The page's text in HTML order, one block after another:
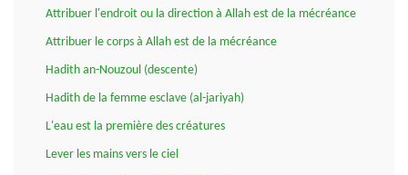
Attribuer l'endroit ou la direction à Allah est de la mécréance
Attribuer le corps à Allah est de la mécréance
Hadith an-Nouzoul (descente)
Hadith de la femme esclave (al-jariyah)
L'eau est la première des créatures
Lever les mains vers le ciel